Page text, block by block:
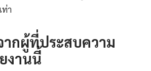
ท่า
กผู้ที่ประสบความ
งานนี้